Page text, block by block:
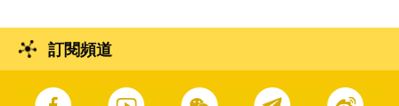
訂閱頻道